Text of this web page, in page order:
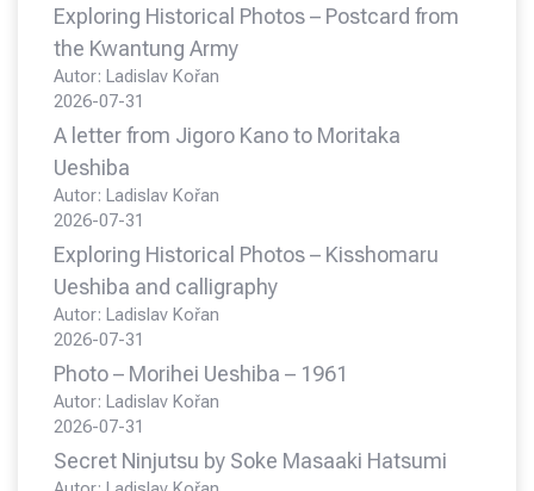
Exploring Historical Photos – Postcard from
the Kwantung Army
Autor: Ladislav Kořan
2026-07-31
A letter from Jigoro Kano to Moritaka
Ueshiba
Autor: Ladislav Kořan
2026-07-31
Exploring Historical Photos – Kisshomaru
Ueshiba and calligraphy
Autor: Ladislav Kořan
2026-07-31
Photo – Morihei Ueshiba – 1961
Autor: Ladislav Kořan
2026-07-31
Secret Ninjutsu by Soke Masaaki Hatsumi